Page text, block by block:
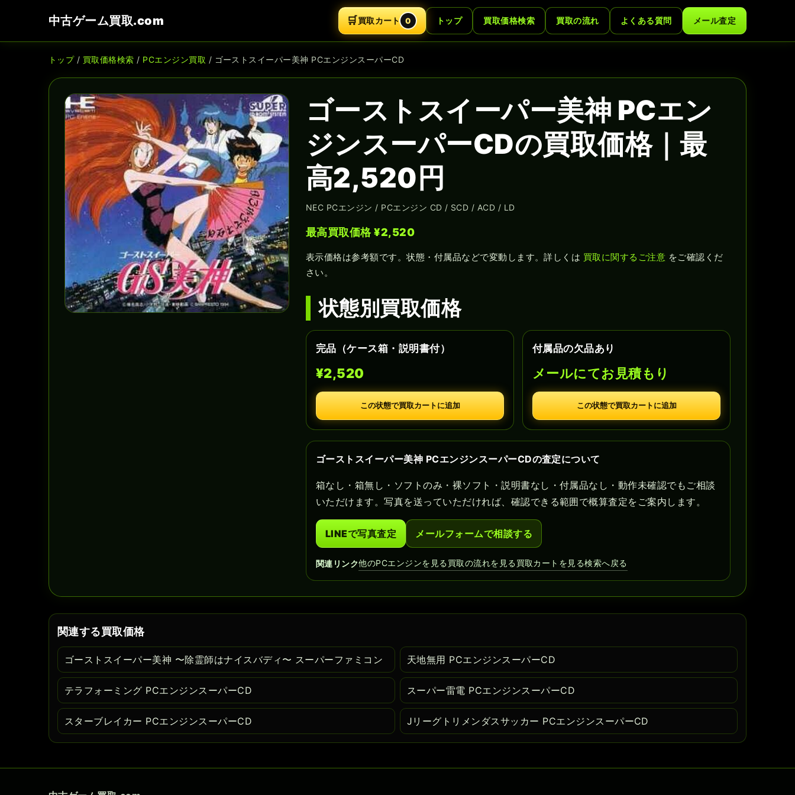
中古ゲーム買取.com 🛒買取カート 0 トップ 買取価格検索 買取の流れ よくある質問 メール査定
トップ/ 買取価格検索 / PCエンジン買取 / ゴーストスイーパー美神 PCエンジンスーパーCD
ゴーストスイーパー美神 PCエン
ジンスーパーCDの買取価格｜最
高2,520円
NEC PCエンジン / PCエンジン CD / SCD / ACD / LD
最高買取価格 ¥2,520
表示価格は参考額です。状態・付属品などで変動します。詳しくは 買取に関するご注意 をご確認くだ
さい。
状態別買取価格
完品（ケース箱・説明書付）
¥2,520
この状態で買取カートに追加
付属品の欠品あり
メールにてお見積もり
この状態で買取カートに追加
ゴーストスイーパー美神 PCエンジンスーパーCDの査定について
箱なし・箱無し・ソフトのみ・裸ソフト・説明書なし・付属品なし・動作未確認でもご相談
いただけます。写真を送っていただければ、確認できる範囲で概算査定をご案内します。
LINEで写真査定 メールフォームで相談する
関連リンク他のPCエンジンを見る買取の流れを見る買取カートを見る検索へ戻る
関連する買取価格
ゴーストスイーパー美神 〜除霊師はナイスバディ〜 スーパーファミコン 天地無用 PCエンジンスーパーCD
テラフォーミング PCエンジンスーパーCD スーパー雷電 PCエンジンスーパーCD
スターブレイカー PCエンジンスーパーCD Jリーグトリメンダスサッカー PCエンジンスーパーCD